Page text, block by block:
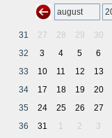
31 27 28 29 30
32
3 4 5 6
33
10 11 12 13
34
17 18 19 20
35
24 25 26 27
36
31 1 2 3